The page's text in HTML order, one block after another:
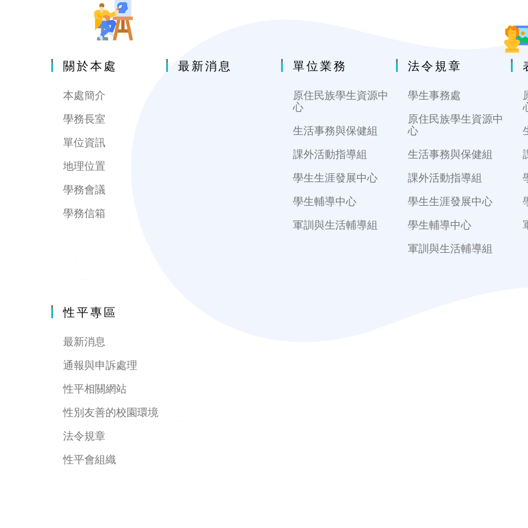
關於本處
本處簡介
學務長室
單位資訊
地理位置
學務會議
學務信箱
最新消息 單位業務
原住民族學生資源中
心
生活事務與保健組
課外活動指導組
學生生涯發展中心
學生輔導中心
軍訓與生活輔導組
法令規章
學生事務處
原住民族學生資源中
心
生活事務與保健組
課外活動指導組
學生生涯發展中心
學生輔導中心
軍訓與生活輔導組
性平專區
最新消息
通報與申訴處理
性平相關網站
性別友善的校園環境
法令規章
性平會組織